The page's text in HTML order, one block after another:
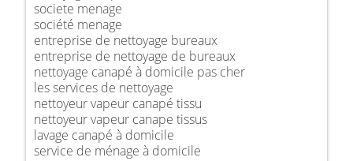
societe menage
société menage
entreprise de nettoyage bureaux
entreprise de nettoyage de bureaux
nettoyage canapé à domicile pas cher
les services de nettoyage
nettoyeur vapeur canapé tissu
nettoyeur vapeur canape tissus
lavage canapé à domicile
service de ménage à domicile